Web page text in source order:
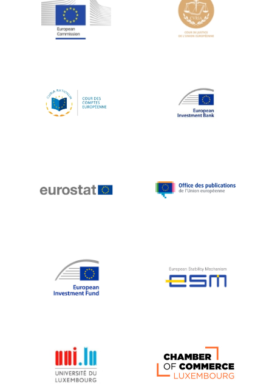
Jean-Louis Schiltz
Jean-Victor Louis
Johnny Åkerholm
Katharien L.C. Hunt
Klaus-Heiner Lehne
Koen LENAERTS
Lars Heikensten
Lucas Papademos
Máire Geoghegan-Quinn